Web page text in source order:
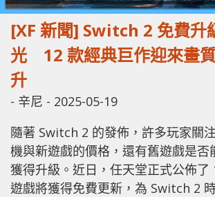
[XF 新聞] Switch 2 免費升
光 12 款經典巨作迎來畫
升
- 辛尼 - 2025-05-19
隨著 Switch 2 的發佈，許多玩家關
機與新遊戲的價格，還有舊遊戲是否
獲得升級。近日，任天堂正式公佈了
遊戲將獲得免費更新，為 Switch 2